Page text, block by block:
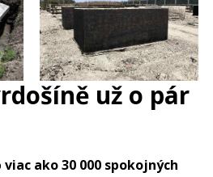
už o pár
viac ako 30 000 spokojných